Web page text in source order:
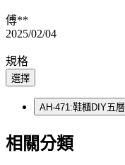
傅**
2025/02/04
規格
選擇
AH-471:鞋櫃DIY五層
相關分類